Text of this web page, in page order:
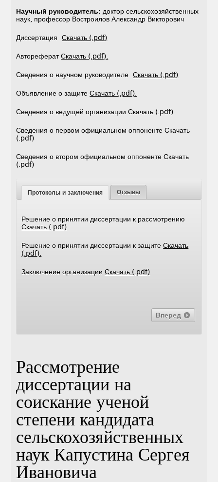
Научный руководитель: доктор сельскохозяйственных
наук, профессор Востроилов Александр Викторович
ДиссертацияСкачать (.pdf)
АвторефератСкачать (.pdf).
Сведения о научном руководителеСкачать (.pdf)
Объявление о защитеСкачать (.pdf).
Сведения о ведущей организации Скачать (.pdf)
Сведения о первом официальном оппоненте Скачать
(.pdf)
Сведения о втором официальном оппоненте Скачать
(.pdf)
Протоколы и заключения Отзывы
Решение о принятии диссертации к рассмотрению
Скачать (.pdf)
Решение о принятии диссертации к защитеСкачать
(.pdf).
Заключение организацииСкачать (.pdf)
Вперед
Рассмотрение
диссертации на
соискание ученой
степени кандидата
сельскохозяйственных
наук Капустина Сергея
Ивановича